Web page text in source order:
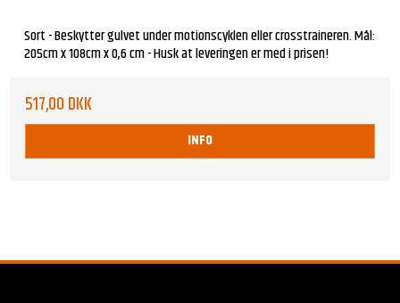
Sort - Beskytter gulvet under motionscyklen eller crosstraineren. Mål:
205cm x 108cm x 0,6 cm - Husk at leveringen er med i prisen!
517,00 DKK
INFO